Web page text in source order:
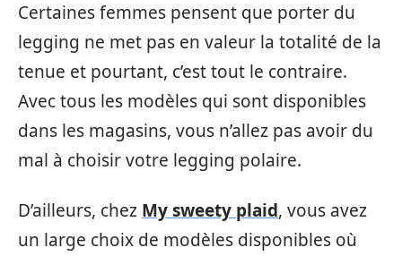
Certaines femmes pensent que porter du
legging ne met pas en valeur la totalité de la
tenue et pourtant, c’est tout le contraire.
Avec tous les modèles qui sont disponibles
dans les magasins, vous n’allez pas avoir du
mal à choisir votre legging polaire.
D’ailleurs, chez My sweety plaid, vous avez
un large choix de modèles disponibles où